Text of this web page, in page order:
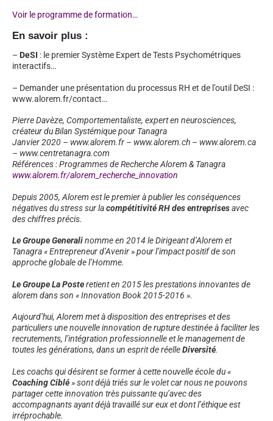
Voir le programme de formation…
En savoir plus :
– DeSI : le premier Système Expert de Tests Psychométriques
interactifs…
– Demander une présentation du processus RH et de l’outil DeSI :
www.alorem.fr/contact…
Pierre Davèze, Comportementaliste, expert en neurosciences,
créateur du Bilan Systémique pour Tanagra
Janvier 2020 – www.alorem.fr – www.alorem.ch – www.alorem.ca
– www.centretanagra.com
Références : Programmes de Recherche Alorem & Tanagra
www.alorem.fr/alorem_recherche_innovation
Depuis 2005, Alorem est le premier à publier les conséquences
négatives du stress sur lacompétitivité RHdes entreprisesavec
des chiffres précis.
Le Groupe Generalinomme en 2014 le Dirigeant d’Alorem et
Tanagra « Entrepreneur d’Avenir » pour l’impact positif de son
approche globale de l’Homme.
Le Groupe La Posteretient en 2015 les prestations innovantes de
alorem dans son « Innovation Book 2015-2016 ».
Aujourd’hui, Alorem met à disposition des entreprises et des
particuliers une nouvelle innovation derupture destinée à faciliter les
recrutements, l’intégration professionnelle et le management de
toutes les générations, dans un esprit de réelleDiversité.
Les coachs qui désirent se former à cette nouvelle école du «
Coaching Ciblé» sont déjà triés surle volet car nous ne pouvons
partager cette innovation très puissante qu’avec des
accompagnants ayant déjà travaillé sur eux etdont l’éthique est
irréprochable.